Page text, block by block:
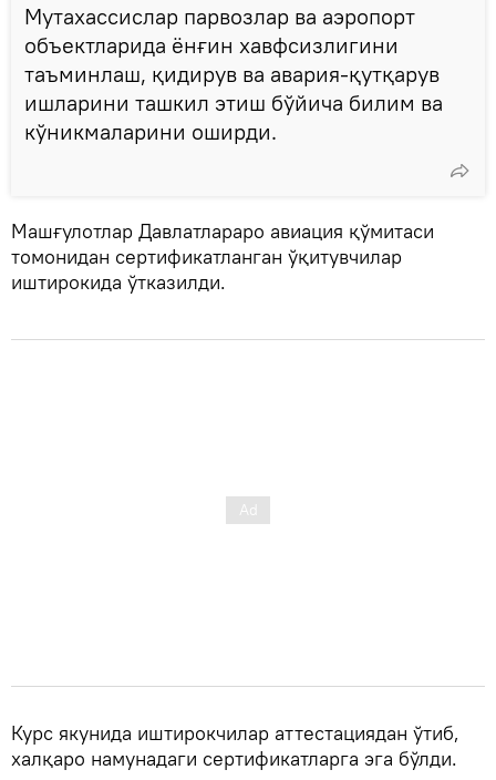
Мутахассислар парвозлар ва аэропорт
объектларида ёнғин хавфсизлигини
таъминлаш, қидирув ва авария-қутқарув
ишларини ташкил этиш бўйича билим ва
кўникмаларини оширди.
Машғулотлар Давлатлараро авиация қўмитаси
томонидан сертификатланган ўқитувчилар
иштирокида ўтказилди.
Курс якунида иштирокчилар аттестациядан ўтиб,
халқаро намунадаги сертификатларга эга бўлди.